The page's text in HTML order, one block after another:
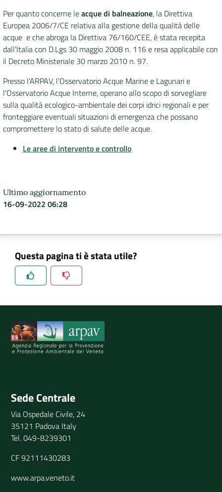
Per quanto concerne leacque di balneazione, la Direttiva
Europea 2006/7/CE relativa alla gestione della qualità delle
acque e che abroga la Direttiva 76/160/CEE, è stata recepita
dall’Italia con D.Lgs 30 maggio 2008 n. 116 e resa applicabile con
il Decreto Ministeriale 30 marzo 2010 n. 97.
Presso l'ARPAV, l'Osservatorio Acque Marine e Lagunari e
l'Osservatorio Acque Interne, operanoallo scopo di sorvegliare
sulla qualità ecologico-ambientale dei corpi idrici regionali e per
fronteggiare eventuali situazioni di emergenza che possano
compromettere lo stato di salute delle acque.
Le aree di intervento e controllo
Ultimo aggiornamento
16-09-2022 06:28
Questa pagina ti è stata utile?
Spiegaci perchè, e aiutaci a migliorare il servizio
Sede Centrale
Via Ospedale Civile, 24
35121 Padova Italy
Tel. 049-8239301
CF 92111430283
www.arpa.veneto.it